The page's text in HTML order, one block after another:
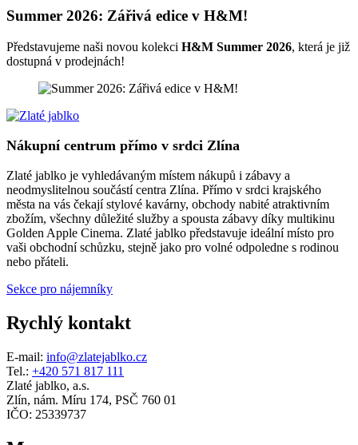
Summer 2026: Zářivá edice v H&M!
Představujeme naši novou kolekci H&M Summer 2026, která je již
dostupná v prodejnách!
Nákupní centrum přímo v srdci Zlína
Zlaté jablko je vyhledávaným místem nákupů i zábavy a
neodmyslitelnou součástí centra Zlína. Přímo v srdci krajského
města na vás čekají stylové kavárny, obchody nabité atraktivním
zbožím, všechny důležité služby a spousta zábavy díky multikinu
Golden Apple Cinema. Zlaté jablko představuje ideální místo pro
vaši obchodní schůzku, stejně jako pro volné odpoledne s rodinou
nebo přáteli.
Sekce pro nájemníky
Rychlý kontakt
E-mail: info@zlatejablko.cz
Tel.: +420 571 817 111
Zlaté jablko, a.s.
Zlín, nám. Míru 174, PSČ 760 01
IČO: 25339737